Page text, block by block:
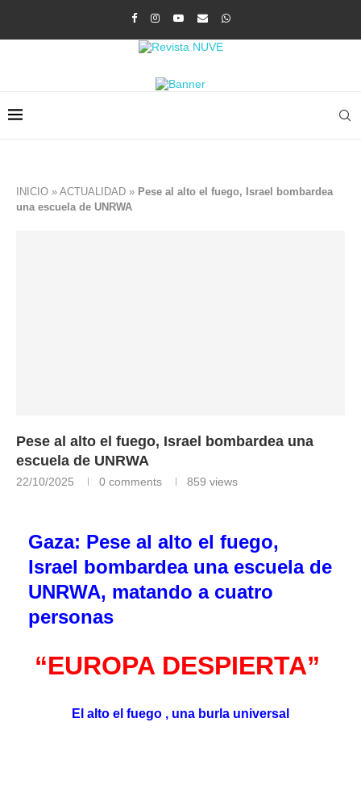
INICIO » ACTUALIDAD » Pese al alto el fuego, Israel bombardea
una escuela de UNRWA
Pese al alto el fuego, Israel bombardea una
escuela de UNRWA
22/10/2025 0 comments 859 views
Gaza: Pese al alto el fuego,
Israel bombardea una escuela de
UNRWA, matando a cuatro
personas
“EUROPA DESPIERTA”
El alto el fuego , una burla universal